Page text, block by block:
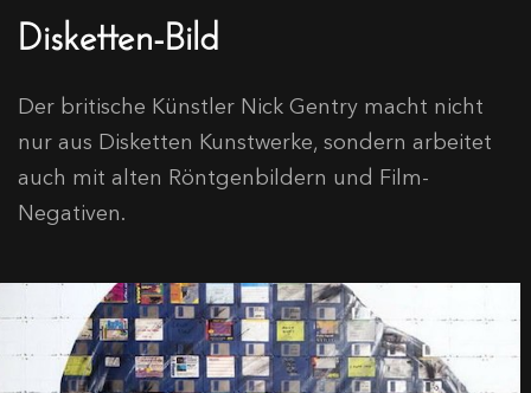
Disketten-Bild
Der britische Künstler Nick Gentry macht nicht
nur aus Disketten Kunstwerke, sondern arbeitet
auch mit alten Röntgenbildern und Film-
Negativen.